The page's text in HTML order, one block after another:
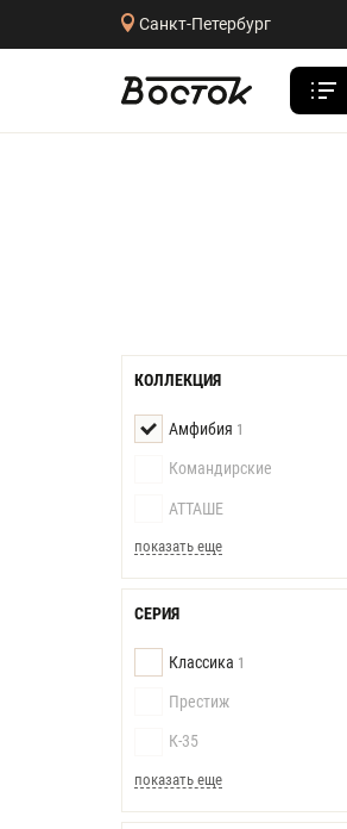
Санкт-Петербург
КОЛЛЕКЦИЯ
Амфибия 1
Командирские
АТТАШЕ
показать еще
СЕРИЯ
Классика 1
Престиж
К-35
показать еще